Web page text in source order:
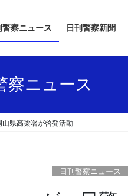
警察ニュース 日刊警察新聞
察ニュース
県高梁署が啓発活動
日刊警察ニュース